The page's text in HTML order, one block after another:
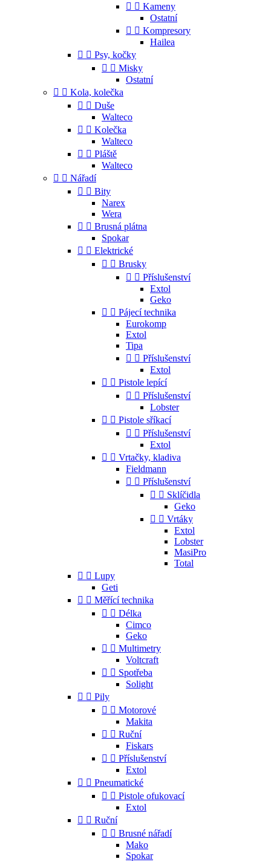
  Kameny
Ostatní
  Kompresory
Hailea
  Psy, kočky
  Misky
Ostatní
  Kola, kolečka
  Duše
Walteco
  Kolečka
Walteco
  Pláště
Walteco
  Nářadí
  Bity
Narex
Wera
  Brusná plátna
Spokar
  Elektrické
  Brusky
  Příslušenství
Extol
Geko
  Pájecí technika
Eurokomp
Extol
Tipa
  Příslušenství
Extol
  Pistole lepící
  Příslušenství
Lobster
  Pistole sříkací
  Příslušenství
Extol
  Vrtačky, kladiva
Fieldmann
  Příslušenství
  Sklíčidla
Geko
  Vrtáky
Extol
Lobster
MasiPro
Total
  Lupy
Geti
  Měřící technika
  Délka
Cimco
Geko
  Multimetry
Voltcraft
  Spotřeba
Solight
  Pily
  Motorové
Makita
  Ruční
Fiskars
  Příslušenství
Extol
  Pneumatické
  Pistole ofukovací
Extol
  Ruční
  Brusné nářadí
Mako
Spokar